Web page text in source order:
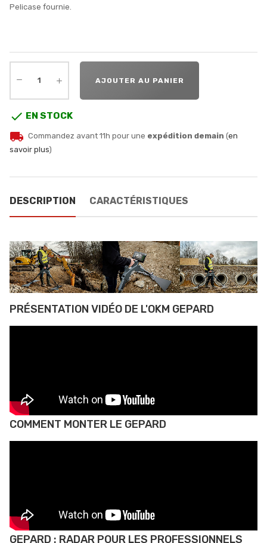
Pelicase fournie.
AJOUTER AU PANIER
 EN STOCK
local_shipping Commandez avant 11h pour une expédition demain (en
savoir plus)
DESCRIPTION CARACTÉRISTIQUES
PRÉSENTATION VIDÉO DE L'OKM GEPARD
COMMENT MONTER LE GEPARD
GEPARD : RADAR POUR LES PROFESSIONNELS